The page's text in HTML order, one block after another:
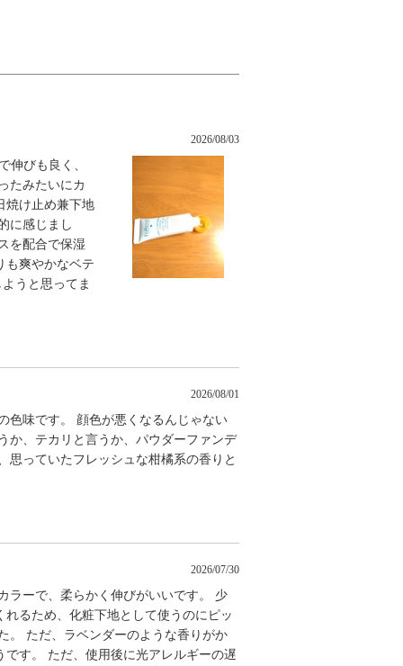
2026/08/03
伸びも良く、
たみたいにカ
焼け止め兼下地
に感じまし
を配合で保湿
も爽やかなベテ
うと思ってま
2026/08/01
色味です。 顔色が悪くなるんじゃない
か、テカリと言うか、パウダーファンデ
思っていたフレッシュな柑橘系の香りと
2026/07/30
ラーで、柔らかく伸びがいいです。 少
るため、化粧下地として使うのにピッ
。 ただ、ラベンダーのような香りがか
す。 ただ、使用後に光アレルギーの遅